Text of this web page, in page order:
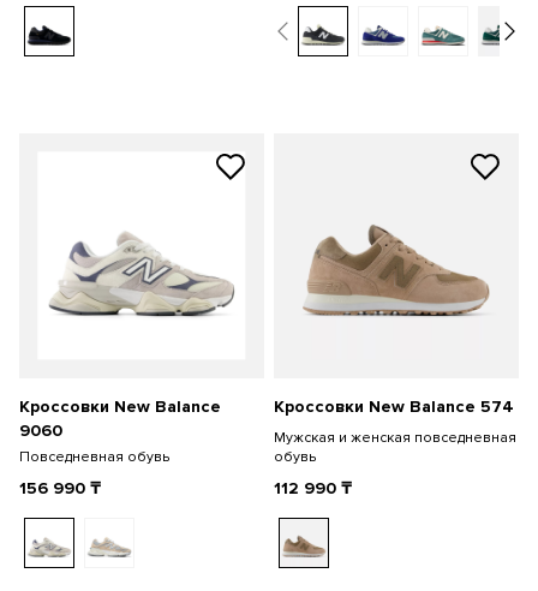
Кроссовки New Balance
9060
Повседневная обувь
156 990 ₸
Кроссовки New Balance 574
Мужская и женская повседневная
обувь
112 990 ₸